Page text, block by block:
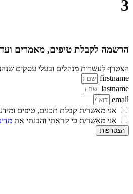
3
הרשמה לקבלת טיפים, מאמרים
הצטרף לעשרות מנהלים ובעלי עסקים
firstname
lastname
email
אני מאשר/ת קבלת תכנים, טיפים
אני מאשר/ת כי קראתי והבנתי את
הצטרפות